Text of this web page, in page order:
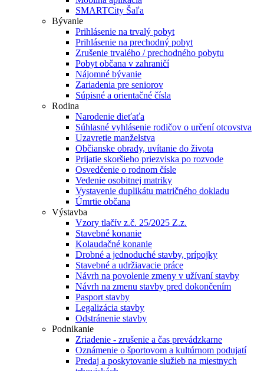
SMARTCity Šaľa
Bývanie
Prihlásenie na trvalý pobyt
Prihlásenie na prechodný pobyt
Zrušenie trvalého / prechodného pobytu
Pobyt občana v zahraničí
Nájomné bývanie
Zariadenia pre seniorov
Súpisné a orientačné čísla
Rodina
Narodenie dieťaťa
Súhlasné vyhlásenie rodičov o určení otcovstva
Uzavretie manželstva
Občianske obrady, uvítanie do života
Prijatie skoršieho priezviska po rozvode
Osvedčenie o rodnom čísle
Vedenie osobitnej matriky
Vystavenie duplikátu matričného dokladu
Úmrtie občana
Výstavba
Vzory tlačív z.č. 25/2025 Z.z.
Stavebné konanie
Kolaudačné konanie
Drobné a jednoduché stavby, prípojky
Stavebné a udržiavacie práce
Návrh na povolenie zmeny v užívaní stavby
Návrh na zmenu stavby pred dokončením
Pasport stavby
Legalizácia stavby
Odstránenie stavby
Podnikanie
Zriadenie - zrušenie a čas prevádzkarne
Oznámenie o športovom a kultúrnom podujatí
Predaj a poskytovanie služieb na miestnych